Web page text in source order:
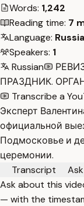
Words: 1,242
Reading time: 7
Language:
Speakers: 1
Russian
ПРАЗДНИК.
Transcribe a
Эксперт
официальной
Подмосковье и
церемонии.
Transcript
Ask
Ask about this
— with the